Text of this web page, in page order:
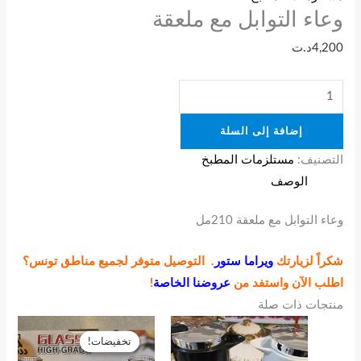
وعاء التوابل مع ملعقة
4,200د.ت
إضافة إلى السلة
التصنيف: مستلزمات المطبخ
الوصف
وعاء التوابل مع ملعقة 210مل
شكراً لزيارتكويراما ستور . التوصيل متوفر لجميع مناطق تونس؟
اطلب الآن واستفد من عروضنا الخاصة!
منتجات ذات صلة
تخفيضات!
تخفيضات!
السعر
الأصلي
هو:
الحالي
هو: